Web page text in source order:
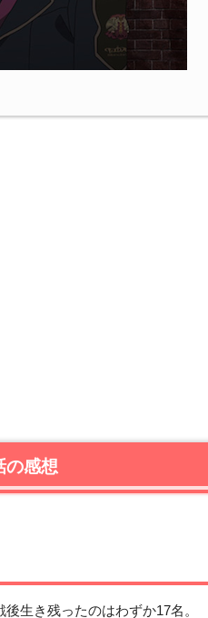
の感想
生き残ったのはわずか17名。